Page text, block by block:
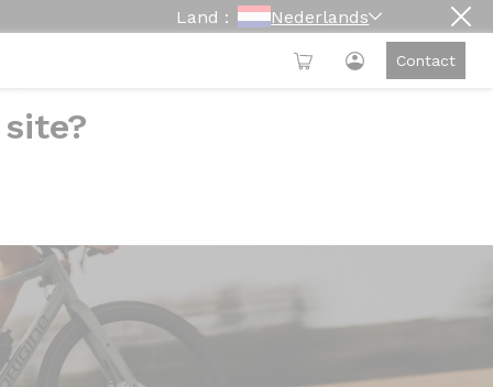
Land : Nederlands
Contact